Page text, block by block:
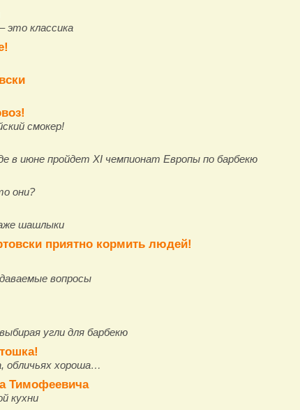
это классика
смокер!
в июне пройдет XI чемпионат Европы по барбекю
они?
шашлыки
приятно кормить людей!
вопросы
угли для барбекю
обличьях хороша…
Тимофеевича
кухни